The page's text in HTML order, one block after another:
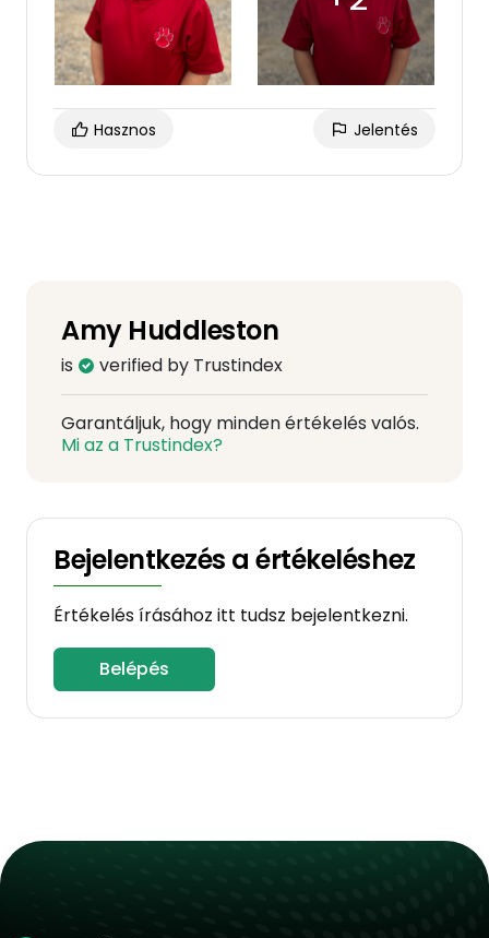
Hasznos Jelentés
Amy Huddleston
is verified by Trustindex
Garantáljuk, hogy minden értékelés valós.
Mi az a Trustindex?
Bejelentkezés a értékeléshez
Értékelés írásához itt tudsz bejelentkezni.
Belépés